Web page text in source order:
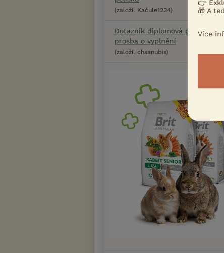
(založil Kačule1234)
Dotazník diplomová práce -
prosba o vyplnění
(založil chsanubis)
👉
🎁 A
Více